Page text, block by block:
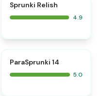
Sprunki Relish
4.9
ParaSprunki 14
5.0